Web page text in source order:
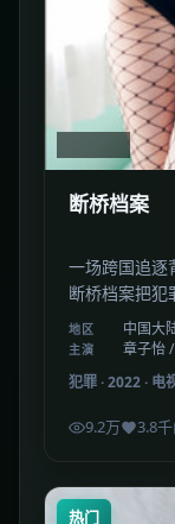
断桥档案
一场跨国追逐
断桥档案把犯
咸味。
地区 中国大
主演
章子怡
犯罪 ·2022 · 电
9.2万 3.8千
热门